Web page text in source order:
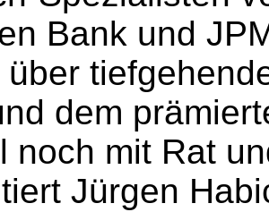
Bank und
über
dem
noch mit Rat
Jürgen